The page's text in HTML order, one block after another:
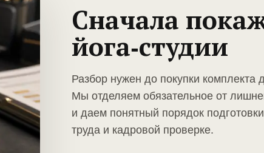
Сначала
йога-студии
Разбор нужен до покупки комплекта
Мы отделяем обязательное от
и даем понятный порядок
труда и кадровой проверке.